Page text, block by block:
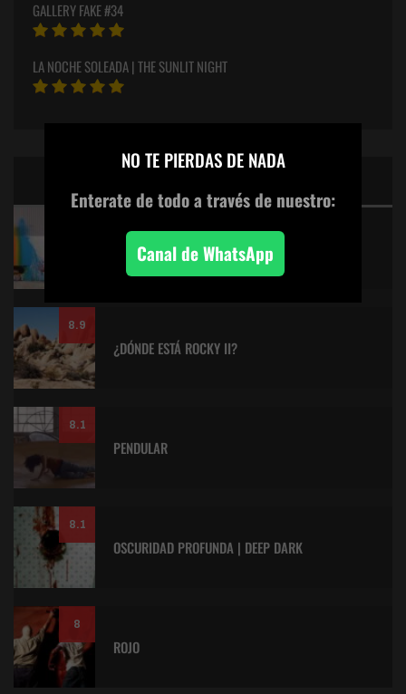
GALLERY FAKE #34
LA NOCHE SOLEADA | THE SUNLIT NIGHT
KITANO > AQUILES Y LA TORTUGA
8.9
¿DÓNDE ESTÁ ROCKY II?
8.1
PENDULAR
8.1
OSCURIDAD PROFUNDA | DEEP DARK
8
ROJO
NO TE PIERDAS DE NADA
Enterate de todoa través de nuestro:
Canal de WhatsApp